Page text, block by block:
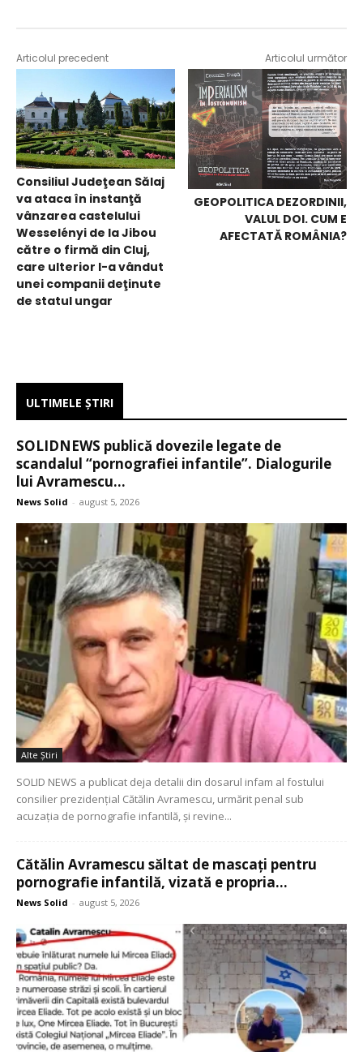
Articolul precedent
Consiliul Judeţean Sălaj
va ataca în instanţă
vânzarea castelului
Wesselényi de la Jibou
către o firmă din Cluj,
care ulterior l-a vândut
unei companii deţinute
de statul ungar
Articolul următor
GEOPOLITICA DEZORDINII,
VALUL DOI. CUM E
AFECTATĂ ROMÂNIA?
ULTIMELE ŞTIRI
SOLIDNEWS publică dovezile legate de
scandalul “pornografiei infantile”. Dialogurile
lui Avramescu...
News Solid - august 5, 2026
Alte Ştiri
SOLID NEWS a publicat deja detalii din dosarul infam al fostului
consilier prezidențial Cătălin Avramescu, urmărit penal sub
acuzația de pornografie infantilă, și revine...
Cătălin Avramescu săltat de mascați pentru
pornografie infantilă, vizată e propria...
News Solid - august 5, 2026